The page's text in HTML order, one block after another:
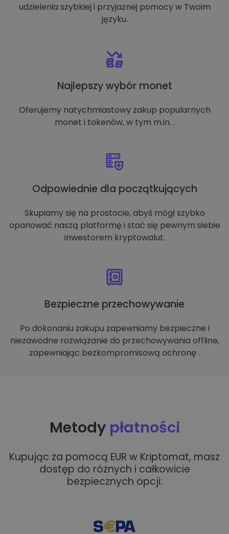
udzielenia szybkiej i przyjaznej pomocy w Twoim
języku.
Najlepszy wybór monet
Oferujemy natychmiastowy zakup popularnych
monet i tokenów, w tym m.in. .
Odpowiednie dla początkujących
Skupiamy się na prostocie, abyś mógł szybko
opanować naszą platformę i stać się pewnym siebie
inwestorem kryptowalut.
Bezpieczne przechowywanie
Po dokonaniu zakupu zapewniamy bezpieczne i
niezawodne rozwiązanie do przechowywania offline,
zapewniając bezkompromisową ochronę .
Metody płatności
Kupując za pomocą EUR w Kriptomat, masz
dostęp do różnych i całkowicie
bezpiecznych opcji: